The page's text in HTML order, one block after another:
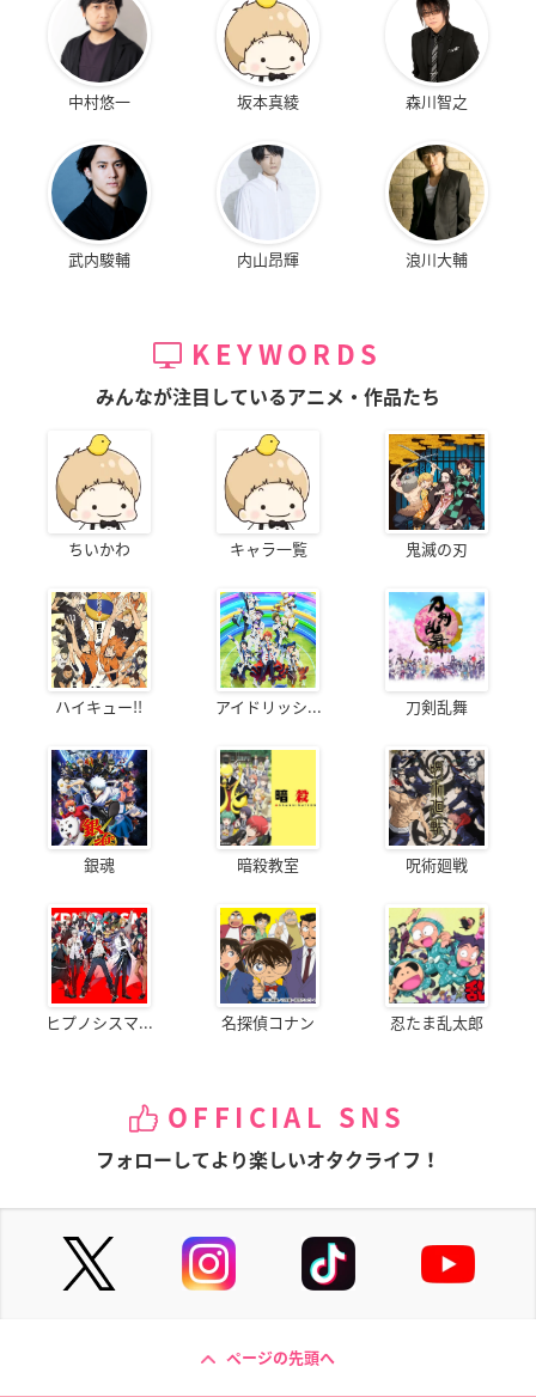
中村悠一 坂本真綾 森川智之
武内駿輔 内山昂輝 浪川大輔
KEYWORDS
みんなが注目しているアニメ・作品たち
ちいかわ キャラ一覧 鬼滅の刃
ハイキュー!! アイドリッシ... 刀剣乱舞
銀魂 暗殺教室 呪術廻戦
ヒプノシスマ... 名探偵コナン 忍たま乱太郎
OFFICIAL SNS
フォローしてより楽しいオタクライフ！
ページの先頭へ